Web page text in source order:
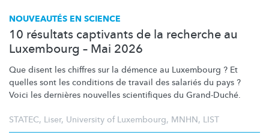
NOUVEAUTÉS EN SCIENCE
10 résultats captivants de la recherche au
Luxembourg – Mai 2026
Que disent les chiffres sur la démence au Luxembourg ? Et
quelles sont les conditions de travail des salariés du pays ?
Voici les dernières nouvelles scientifiques du Grand-Duché.
STATEC, Liser, University of Luxembourg, MNHN, LIST